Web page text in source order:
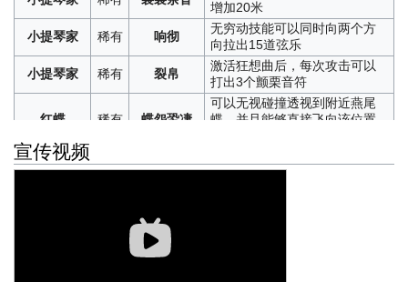
交互速度提升10%
稀有
无影无踪
留下的脚印痕迹持续时间减少2秒
普通
加速破译
当前正在破译的密码机每增加10%的
破译进度，破译速度提升1%
非健康状态下破译速度提升7.5%、板
窗交互速度提升10%、救援速度提升
30%
普通
全力一击
肌肉记忆
拉拉队员
稀有 斗志昂扬
激励初始获得层数提升5层
牛仔
振奋 套索的生效距离增加30%
牛仔 雷厉风行
套索命中木板、密码机、监管
者、求生者后触发的加速效果
提升30%
爆发状态下，板球不会碎裂
击球手
稀有 板球天赋 击球蓄力速度提升30%
作曲家
雷厉风行
被治疗速度降低12%，治疗相关减益
数值可通过重复获得卡牌叠加。成功
被治疗或治疗他人时双方层数+1，但
该卡牌的总减益数值最多限制为
36%。
获得道具卡，站定蓄力3秒后，可获得
10秒的挽留天赋效果
稀有
牵连
增加20米
小提琴家
稀有 响彻
无穷动技能可以同时向两个方
向拉出15道弦乐
小提琴家
稀有 裂帛
激活狂想曲后，每次攻击可以
打出3个颤栗音符
红蝶 稀有 蝶怨蛩凄
可以无视碰撞透视到附近燕尾
蝶，并且能够直接飞向该位置
红蝶
稀有 恍惚
降低10%
镜华
宣传视频